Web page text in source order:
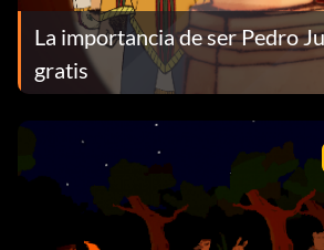
La importancia de ser Pedro
gratis